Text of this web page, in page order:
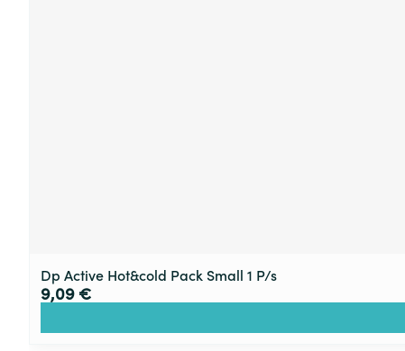
Dp Active Hot&cold Pack Small 1 P/s
9,09 €